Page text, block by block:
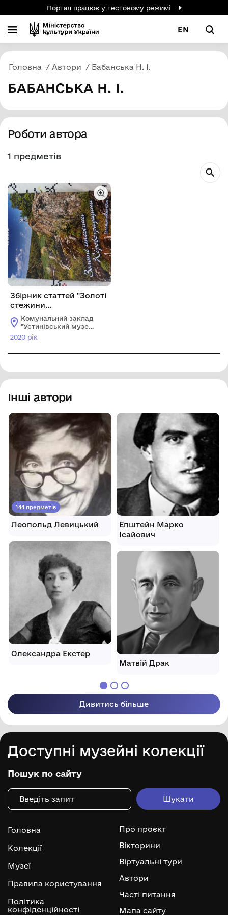
Портал працює у тестовому режимі
EN
Головна Автори Бабанська Н. І.
БАБАНСЬКА Н. І.
Роботи автора
1 предметів
Збірник статтей "Золоті
стежини
Кіровоградщини.
Заповідні місця краю".
Комунальний заклад
"Устинівський музей
історії" Устинівської
селищної ради
2020 рік
Інші автори
144 предметів
Леопольд Левицький
Олександра Екстер
Епштейн Марко
Ісайович
Матвій Драк
Дивитись більше
Доступні музейні колекції
Пошук по сайту
Головна
Колекції
Музеї
Правила користування
Політика
конфіденційності
Про проєкт
Вікторини
Віртуальні тури
Автори
Часті питання
Мапа сайту